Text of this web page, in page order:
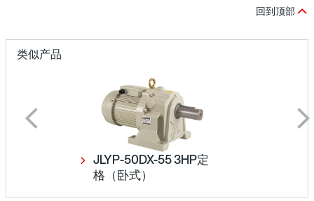
回到顶部
类似产品
JLYP-50DX-55 3HP定
格（卧式）